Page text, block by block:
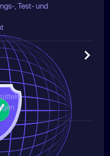
, Test- und